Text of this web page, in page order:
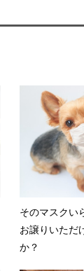
そのマスクい
お譲りいただ
か？